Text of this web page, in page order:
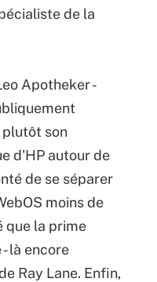
de la
Apotheker -
plutôt son
d'HP autour de
de se séparer
moins de
que la prime
là encore
Ray Lane. Enfin,